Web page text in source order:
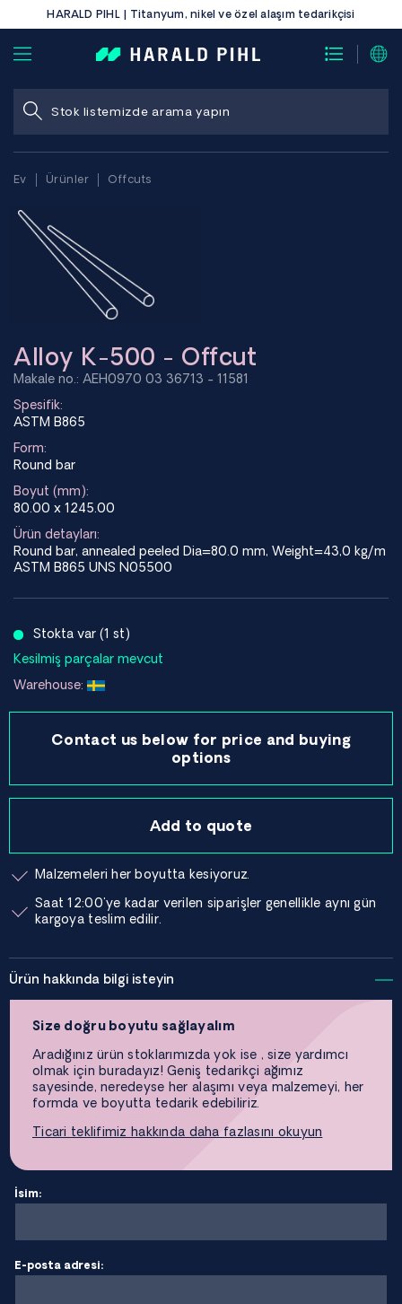
HARALD PIHL | Titanyum, nikel ve özel alaşım tedarikçisi
Ev Ürünler Offcuts
Alloy K-500 - Offcut
Makale no.: AEH0970 03 36713 - 11581
Spesifik:
ASTM B865
Form:
Round bar
Boyut (mm):
80.00 x 1245.00
Ürün detayları:
Round bar, annealed peeled Dia=80.0 mm, Weight=43,0 kg/m
ASTM B865 UNS N05500
Stokta var (1 st)
Kesilmiş parçalar mevcut
Warehouse:
Contact us below for price and buying
options
Add to quote
Malzemeleri her boyutta kesiyoruz.
Saat 12:00'ye kadar verilen siparişler genellikle aynı gün
kargoya teslim edilir.
Ürün hakkında bilgi isteyin
Size doğru boyutu sağlayalım
Aradığınız ürün stoklarımızda yok ise , size yardımcı
olmak için buradayız! Geniş tedarikçi ağımız
sayesinde, neredeyse her alaşımı veya malzemeyi, her
formda ve boyutta tedarik edebiliriz.
Ticari teklifimiz hakkında daha fazlasını okuyun
İsim:
E-posta adresi: